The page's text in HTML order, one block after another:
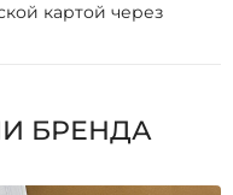
картой через
БРЕНДА